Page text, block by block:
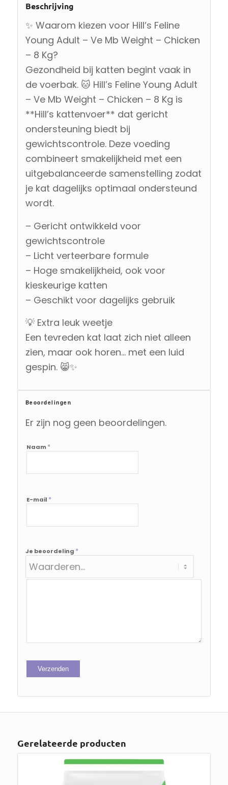
Beschrijving
✨ Waarom kiezen voor Hill’s Feline
Young Adult – Ve Mb Weight – Chicken
– 8 Kg?
Gezondheid bij katten begint vaak in
de voerbak. 🐱 Hill’s Feline Young Adult
– Ve Mb Weight – Chicken – 8 Kg is
**Hill’s kattenvoer** dat gericht
ondersteuning biedt bij
gewichtscontrole. Deze voeding
combineert smakelijkheid met een
uitgebalanceerde samenstelling zodat
je kat dagelijks optimaal ondersteund
wordt.
– Gericht ontwikkeld voor
gewichtscontrole
– Licht verteerbare formule
– Hoge smakelijkheid, ook voor
kieskeurige katten
– Geschikt voor dagelijks gebruik
💡 Extra leuk weetje
Een tevreden kat laat zich niet alleen
zien, maar ook horen… met een luid
gespin. 😸✨
Beoordelingen
Er zijn nog geen beoordelingen.
Naam *
E-mail *
Je beoordeling *
Gerelateerde producten